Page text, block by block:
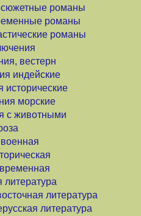
романы
романы
романы
вестерн
индейские
исторические
морские
с животными
литература
литература
литература